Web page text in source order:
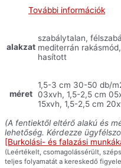
További információk
alakzat
szabálytalan,
mediterrán
hasított
méret
1,5-3 cm 30-50 db/
03xvh, 1,5-2,5 cm
15xvh, 1,5-2,5 cm
(A fentiektől eltérő alakú és
lehetőség. Kérdezze
[Burkolási- és falazási
(Leértékelt, csomagolássérült,
teljes folyamatát a kereskedő